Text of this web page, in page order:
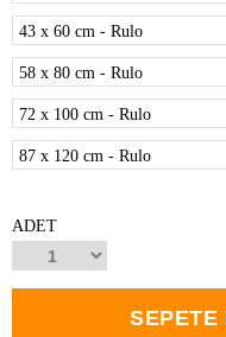
43 x 60 cm - Rulo
58 x 80 cm - Rulo
72 x 100 cm - Rulo
87 x 120 cm - Rulo
ADET